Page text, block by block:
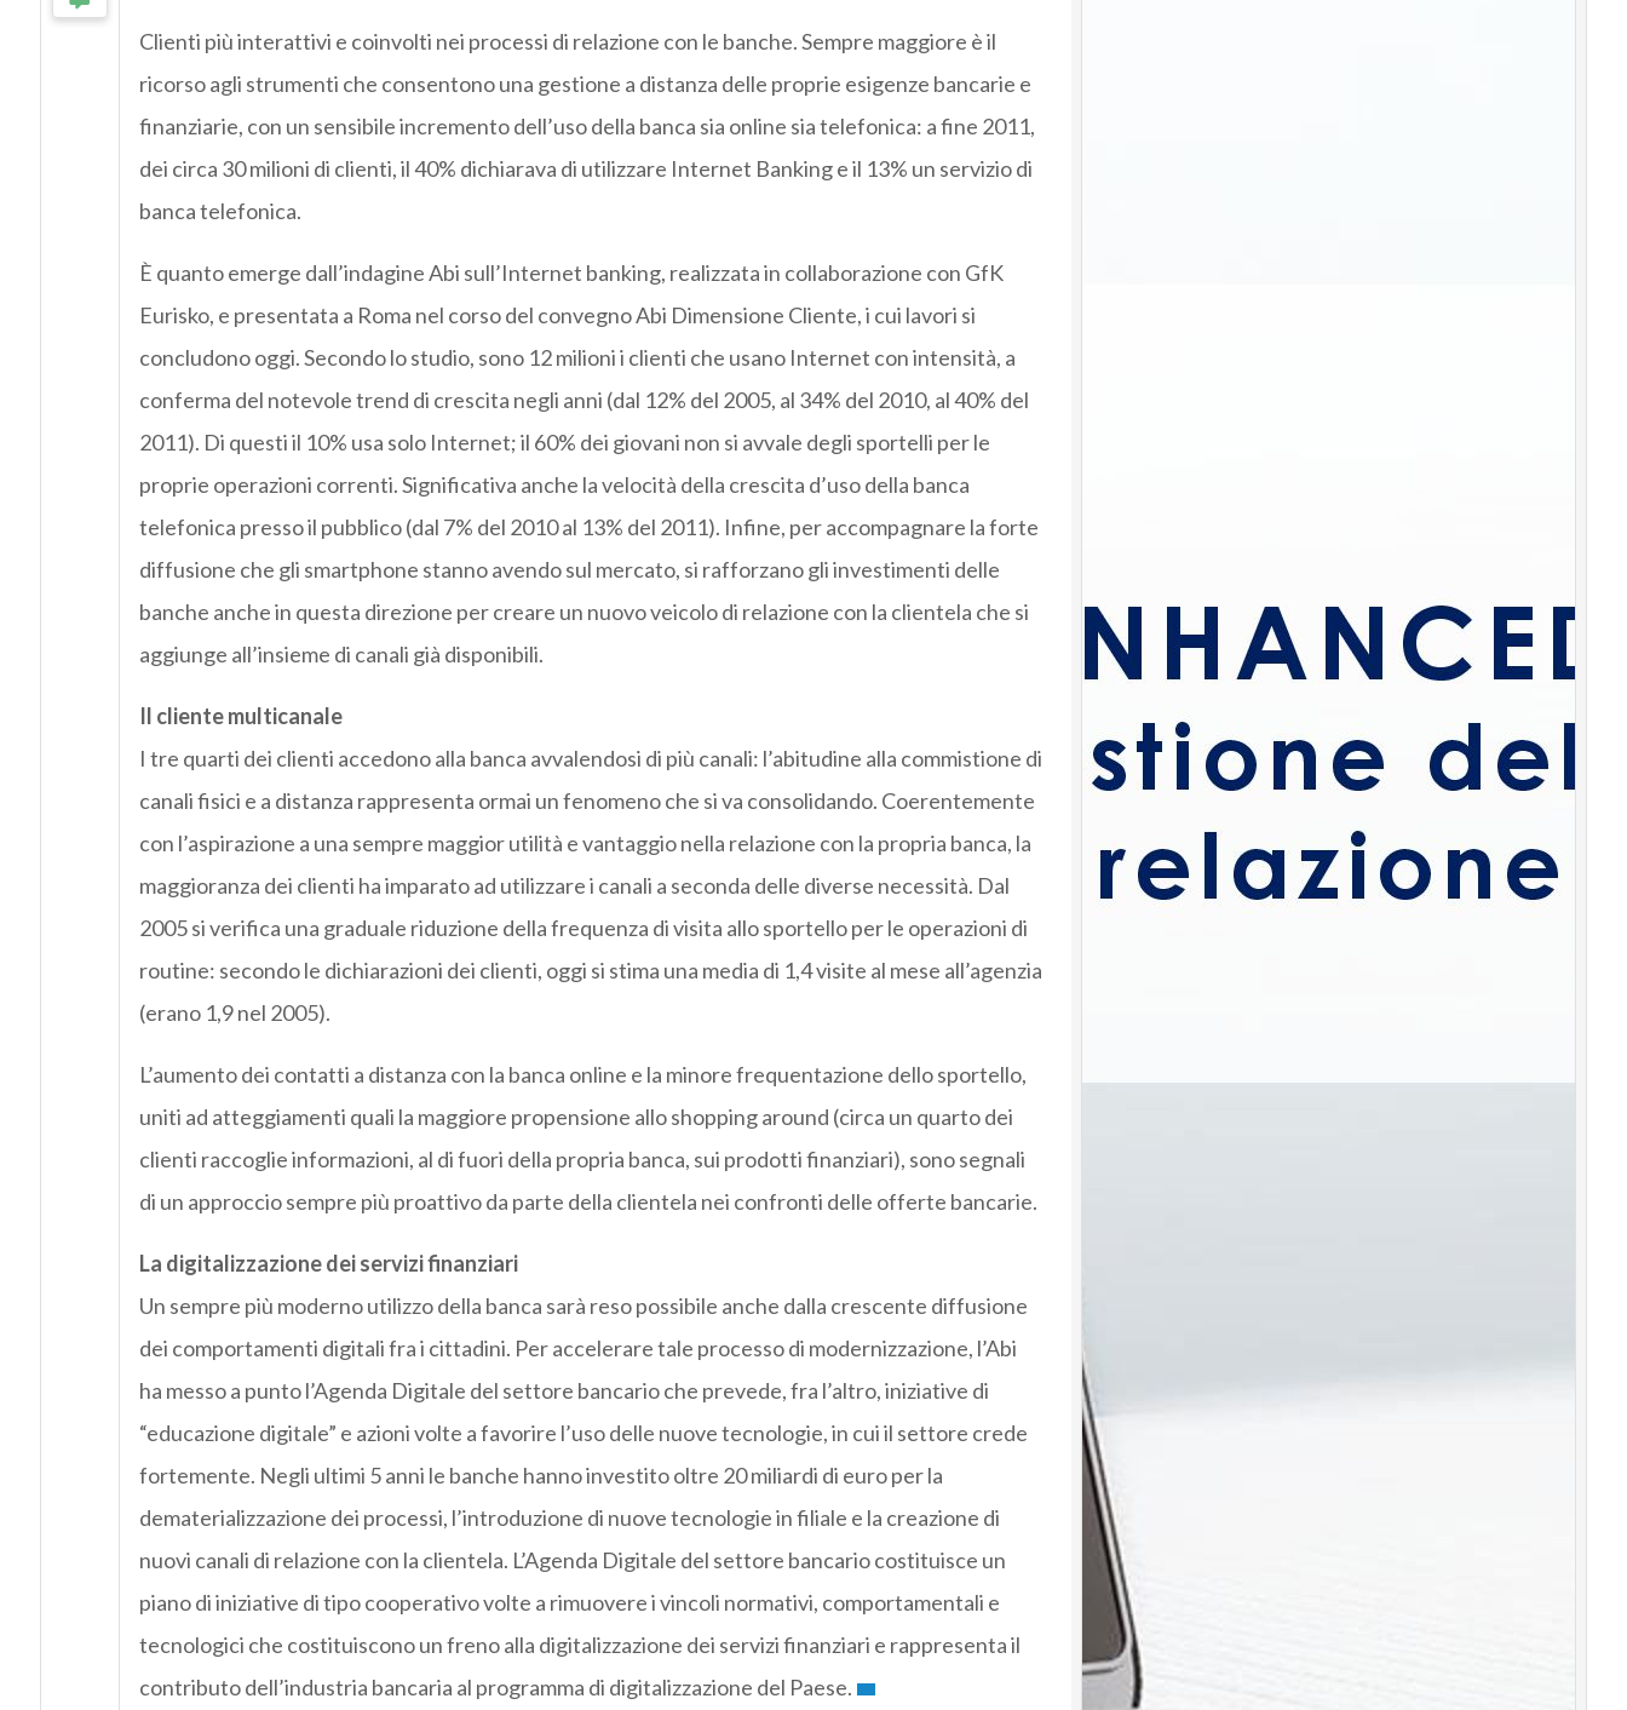
Clienti più interattivi e coinvolti nei processi di relazione con le banche. Sempre maggiore è il
ricorso agli strumenti che consentono una gestione a distanza delle proprie esigenze bancarie e
finanziarie, con un sensibile incremento dell’uso della banca sia online sia telefonica: a fine 2011,
dei circa 30 milioni di clienti, il 40% dichiarava di utilizzare Internet Banking e il 13% un servizio di
banca telefonica.
È quanto emerge dall’indagine Abi sull’Internet banking, realizzata in collaborazione con GfK
Eurisko, e presentata a Roma nel corso del convegno Abi Dimensione Cliente, i cui lavori si
concludono oggi. Secondo lo studio, sono 12 milioni i clienti che usano Internet con intensità, a
conferma del notevole trend di crescita negli anni (dal 12% del 2005, al 34% del 2010, al 40% del
2011). Di questi il 10% usa solo Internet; il 60% dei giovani non si avvale degli sportelli per le
proprie operazioni correnti. Significativa anche la velocità della crescita d’uso della banca
telefonica presso il pubblico (dal 7% del 2010 al 13% del 2011). Infine, per accompagnare la forte
diffusione che gli smartphone stanno avendo sul mercato, si rafforzano gli investimenti delle
banche anche in questa direzione per creare un nuovo veicolo di relazione con la clientela che si
aggiunge all’insieme di canali già disponibili.
Il cliente multicanale
I tre quarti dei clienti accedono alla banca avvalendosi di più canali: l’abitudine alla commistione di
canali fisici e a distanza rappresenta ormai un fenomeno che si va consolidando. Coerentemente
con l’aspirazione a una sempre maggior utilità e vantaggio nella relazione con la propria banca, la
maggioranza dei clienti ha imparato ad utilizzare i canali a seconda delle diverse necessità. Dal
2005 si verifica una graduale riduzione della frequenza di visita allo sportello per le operazioni di
routine: secondo le dichiarazioni dei clienti, oggi si stima una media di 1,4 visite al mese all’agenzia
(erano 1,9 nel 2005).
L’aumento dei contatti a distanza con la banca online e la minore frequentazione dello sportello,
uniti ad atteggiamenti quali la maggiore propensione allo shopping around (circa un quarto dei
clienti raccoglie informazioni, al di fuori della propria banca, sui prodotti finanziari), sono segnali
di un approccio sempre più proattivo da parte della clientela nei confronti delle offerte bancarie.
La digitalizzazione dei servizi finanziari
Un sempre più moderno utilizzo della banca sarà reso possibile anche dalla crescente diffusione
dei comportamenti digitali fra i cittadini. Per accelerare tale processo di modernizzazione, l’Abi
ha messo a punto l’Agenda Digitale del settore bancario che prevede, fra l’altro, iniziative di
“educazione digitale” e azioni volte a favorire l’uso delle nuove tecnologie, in cui il settore crede
fortemente. Negli ultimi 5 anni le banche hanno investito oltre 20 miliardi di euro per la
dematerializzazione dei processi, l’introduzione di nuove tecnologie in filiale e la creazione di
nuovi canali di relazione con la clientela. L’Agenda Digitale del settore bancario costituisce un
piano di iniziative di tipo cooperativo volte a rimuovere i vincoli normativi, comportamentali e
tecnologici che costituiscono un freno alla digitalizzazione dei servizi finanziari e rappresenta il
contributo dell’industria bancaria al programma di digitalizzazione del Paese.